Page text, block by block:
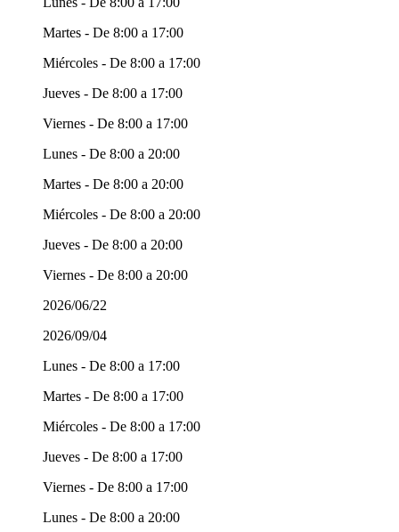
Martes - De 8:00 a 17:00
Miércoles - De 8:00 a 17:00
Jueves - De 8:00 a 17:00
Viernes - De 8:00 a 17:00
Lunes - De 8:00 a 20:00
Martes - De 8:00 a 20:00
Miércoles - De 8:00 a 20:00
Jueves - De 8:00 a 20:00
Viernes - De 8:00 a 20:00
2026/06/22
2026/09/04
Lunes - De 8:00 a 17:00
Martes - De 8:00 a 17:00
Miércoles - De 8:00 a 17:00
Jueves - De 8:00 a 17:00
Viernes - De 8:00 a 17:00
Lunes - De 8:00 a 20:00